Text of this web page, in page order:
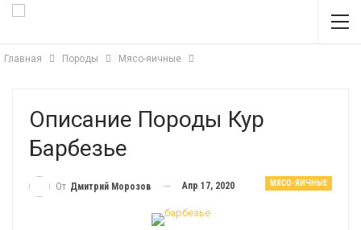
Главная Породы Мясо-яичные
Описание Породы Кур
Барбезье
МЯСО-ЯИЧНЫЕ
От Дмитрий Морозов Апр 17, 2020